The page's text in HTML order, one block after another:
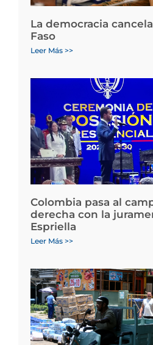
La democracia
Faso
Leer Más >>
Colombia pasa al
derecha con la
Espriella
Leer Más >>